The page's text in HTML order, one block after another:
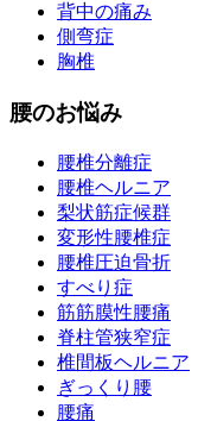
背中の痛み
側弯症
胸椎
腰のお悩み
腰椎分離症
腰椎ヘルニア
梨状筋症候群
変形性腰椎症
腰椎圧迫骨折
すべり症
筋筋膜性腰痛
脊柱管狭窄症
椎間板ヘルニア
ぎっくり腰
腰痛